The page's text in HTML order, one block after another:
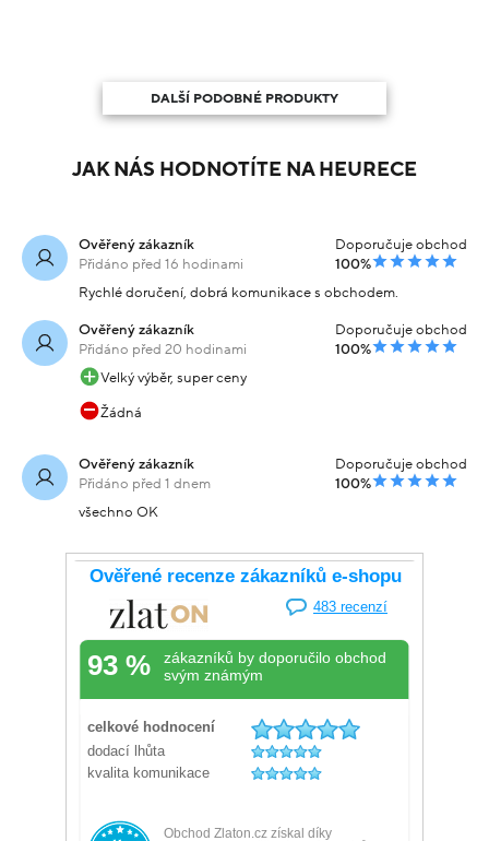
DALŠÍ PODOBNÉ PRODUKTY
JAK NÁS HODNOTÍTE NA HEURECE
Ověřený zákazník
Přidáno před 16 hodinami
Doporučuje obchod
100%
Rychlé doručení, dobrá komunikace s obchodem.
Ověřený zákazník
Přidáno před 20 hodinami
Doporučuje obchod
100%
Velký výběr, super ceny
Žádná
Ověřený zákazník
Přidáno před 1 dnem
Doporučuje obchod
100%
všechno OK